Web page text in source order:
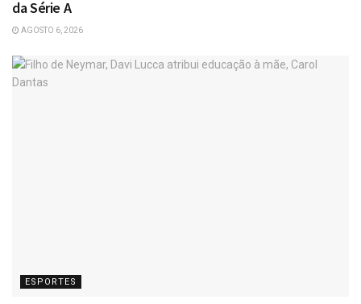
da Série A
AGOSTO 6, 2026
ESPORTES